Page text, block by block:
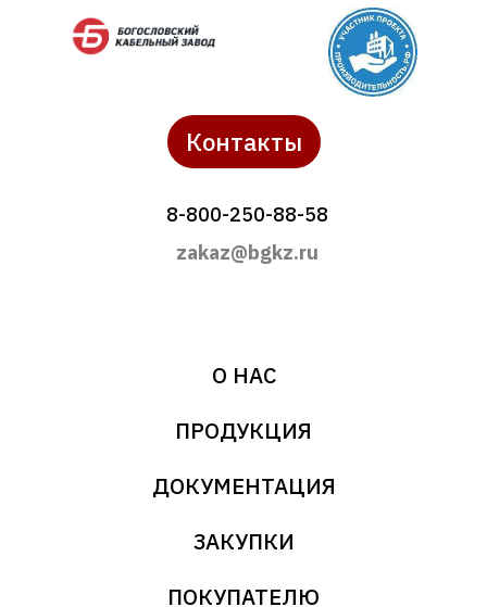
zakaz@bgkz.ru
8-800-250-88-58
Контакты
О НАС
ПРОДУКЦИЯ
ДОКУМЕНТАЦИЯ
ЗАКУПКИ
ПОКУПАТЕЛЮ